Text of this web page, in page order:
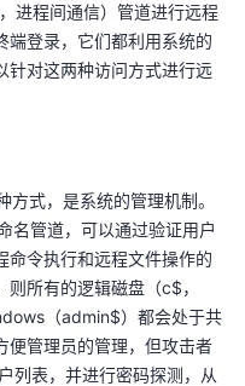
进程间通信）管道进行远程
端登录，它们都利用系统的
针对这两种访问方式进行远
式，是系统的管理机制。
名管道，可以通过验证用户
命令执行和远程文件操作的
所有的逻辑磁盘（c$，
（admin$）都会处于共
便管理员的管理，但攻击者
列表，并进行密码探测，从